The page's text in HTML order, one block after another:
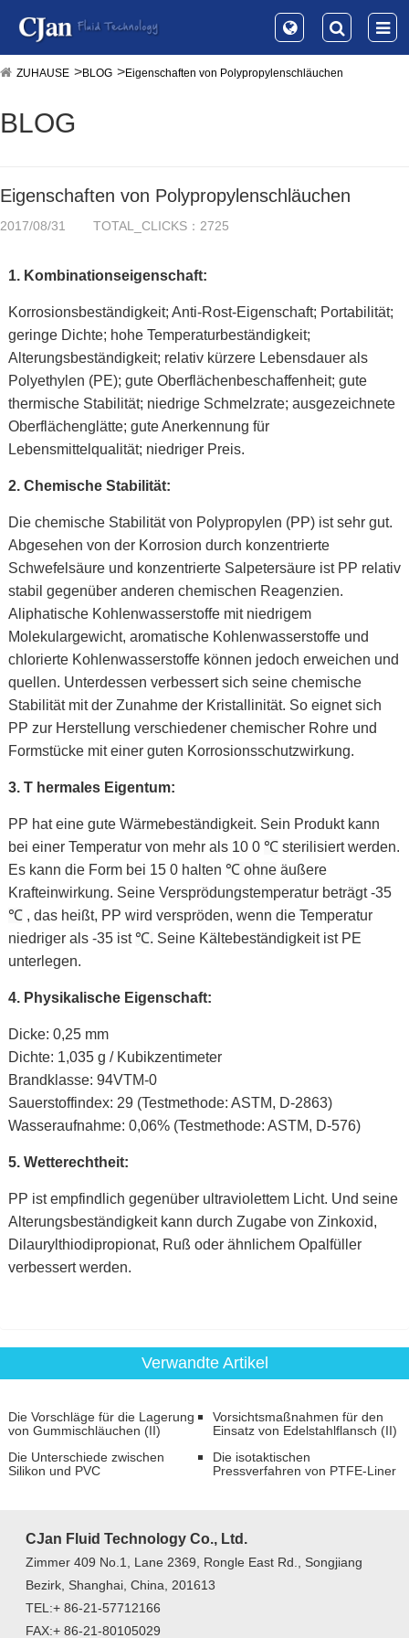
ZUHAUSE BLOG Eigenschaften von Polypropylenschläuchen
BLOG
Eigenschaften von Polypropylenschläuchen
2017/08/31 TOTAL_CLICKS：2725
1. Kombinationseigenschaft:
Korrosionsbeständigkeit; Anti-Rost-Eigenschaft; Portabilität;
geringe Dichte; hohe Temperaturbeständigkeit;
Alterungsbeständigkeit; relativ kürzere Lebensdauer als
Polyethylen (PE); gute Oberflächenbeschaffenheit; gute
thermische Stabilität; niedrige Schmelzrate; ausgezeichnete
Oberflächenglätte; gute Anerkennung für
Lebensmittelqualität; niedriger Preis.
2. Chemische Stabilität:
Die chemische Stabilität von Polypropylen (PP) ist sehr gut.
Abgesehen von der Korrosion durch konzentrierte
Schwefelsäure und konzentrierte Salpetersäure ist PP relativ
stabil gegenüber anderen chemischen Reagenzien.
Aliphatische Kohlenwasserstoffe mit niedrigem
Molekulargewicht, aromatische Kohlenwasserstoffe und
chlorierte Kohlenwasserstoffe können jedoch erweichen und
quellen. Unterdessen verbessert sich seine chemische
Stabilität mit der Zunahme der Kristallinität. So eignet sich
PP zur Herstellung verschiedener chemischer Rohre und
Formstücke mit einer guten Korrosionsschutzwirkung.
3. T hermales Eigentum:
PP hat eine gute Wärmebeständigkeit. Sein Produkt kann
bei einer Temperatur von mehr als 10 0 ℃sterilisiertwerden.
Es kann die Form bei 15 0 halten ℃ ohneäußere
Krafteinwirkung. Seine Versprödungstemperatur beträgt -35
℃, das heißt, PP wird verspröden, wenn die Temperatur
niedriger als -35 ist ℃. Seine Kältebeständigkeit ist PE
unterlegen.
4. Physikalische Eigenschaft:
Dicke: 0,25 mm
Dichte: 1,035 g / Kubikzentimeter
Brandklasse: 94VTM-0
Sauerstoffindex: 29 (Testmethode: ASTM, D-2863)
Wasseraufnahme: 0,06% (Testmethode: ASTM, D-576)
5. Wetterechtheit:
PP ist empfindlich gegenüber ultraviolettem Licht. Und seine
Alterungsbeständigkeit kann durch Zugabe von Zinkoxid,
Dilaurylthiodipropionat, Ruß oder ähnlichem Opalfüller
verbessert werden.
Verwandte Artikel
Die Vorschläge für die Lagerung
von Gummischläuchen (II)
Vorsichtsmaßnahmen für den
Einsatz von Edelstahlflansch (II)
Die Unterschiede zwischen
Silikon und PVC
Die isotaktischen
Pressverfahren von PTFE-Liner
CJan Fluid Technology Co., Ltd.
Zimmer 409 No.1, Lane 2369, Rongle East Rd., Songjiang
Bezirk, Shanghai, China, 201613
TEL:+ 86-21-57712166
FAX:+ 86-21-80105029